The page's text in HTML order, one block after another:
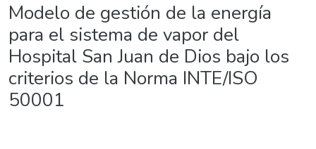
Modelo de gestión de la energía
para el sistema de vapor del
Hospital San Juan de Dios bajo los
criterios de la Norma INTE/ISO
50001